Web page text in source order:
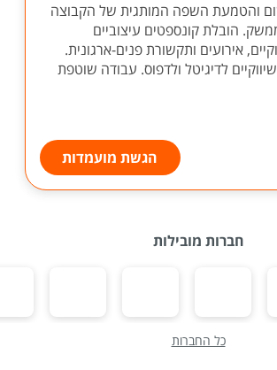
והטמעת השפה המותגית של הקבוצה
הובלת קונספטים עיצוביים
אירועים ותקשורת פנים-ארגונית.
לדיגיטל ולדפוס. עבודה שוטפת
הגשת מועמדות
חברות מובילות
כל החברות